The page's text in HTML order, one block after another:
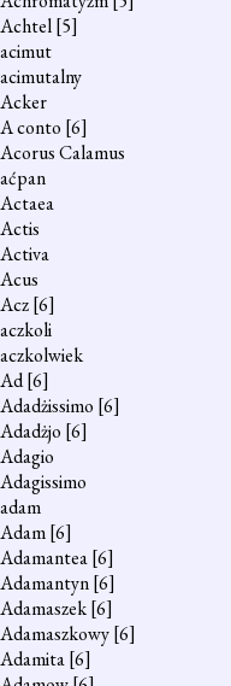
Achtel[5]
acimut
acimutalny
Acker
A conto [6]
Acorus Calamus
aćpan
Actaea
Actis
Activa
Acus
Acz[6]
aczkoli
aczkolwiek
Ad[6]
Adadżissimo [6]
Adadżjo [6]
Adagio
Adagissimo
adam
Adam[6]
Adamantea[6]
Adamantyn[6]
Adamaszek[6]
Adamaszkowy[6]
Adamita[6]